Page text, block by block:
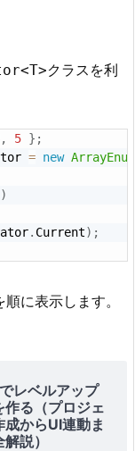
クラスを利
, 5 } ;
= new
)
. Current) ;
に表示します。
レベルアップ
作る（プロジェ
成からUI連動ま
説）